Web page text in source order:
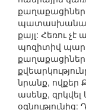
քայլ: Հեռու
պոզիտիվ
նրանք, ովքեր
ասենք,